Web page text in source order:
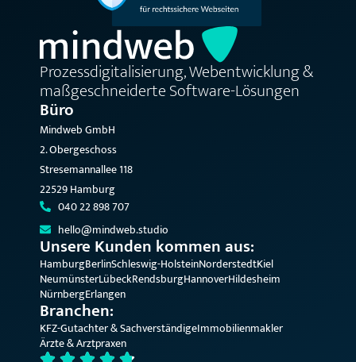
Prozessdigitalisierung, Webentwicklung &
maßgeschneiderte Software-Lösungen
Büro
Mindweb GmbH
2. Obergeschoss
Stresemannallee 118
22529 Hamburg
040 22 898 707
hello@mindweb.studio
Unsere Kunden kommen aus:
HamburgBerlinSchleswig-HolsteinNorderstedtKiel
NeumünsterLübeckRendsburgHannoverHildesheim
NürnbergErlangen
Branchen:
KFZ-Gutachter & SachverständigeImmobilienmakler
Ärzte & Arztpraxen